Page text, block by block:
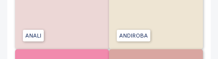
ANALI ANDIROBA